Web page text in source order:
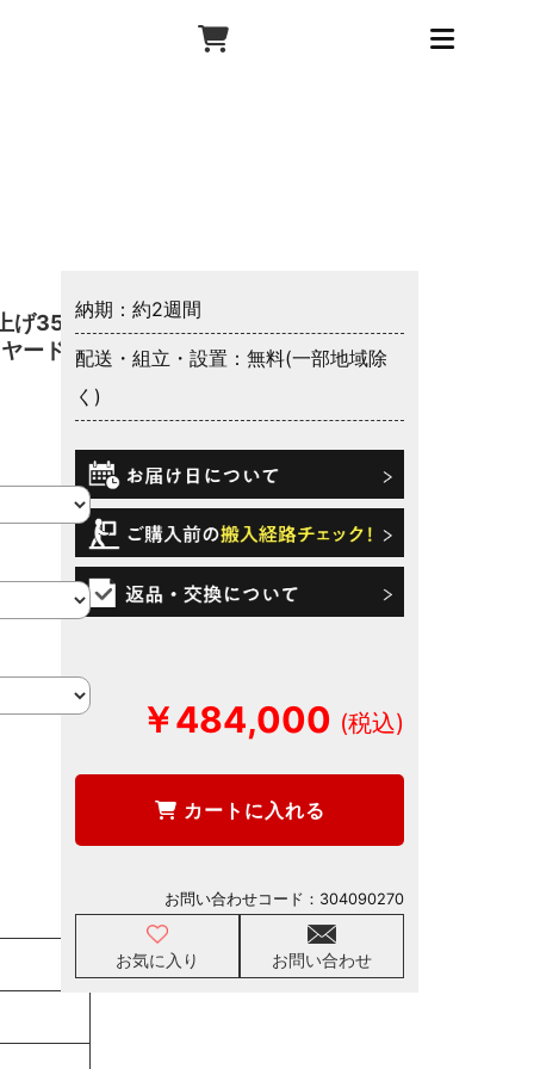
げ35°
ード
納期：約2週間
配送・組立・設置：無料(一部地域除
く)
￥484,000
カートに入れる
お気に入り お問い合わせ
お問い合わせコード： 304090270